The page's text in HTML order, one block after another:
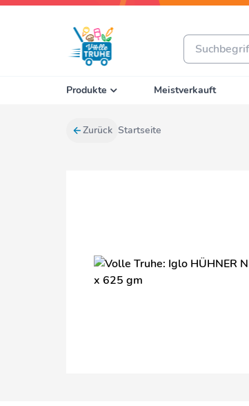
Produkte Meistverkauft
Zurück Startseite